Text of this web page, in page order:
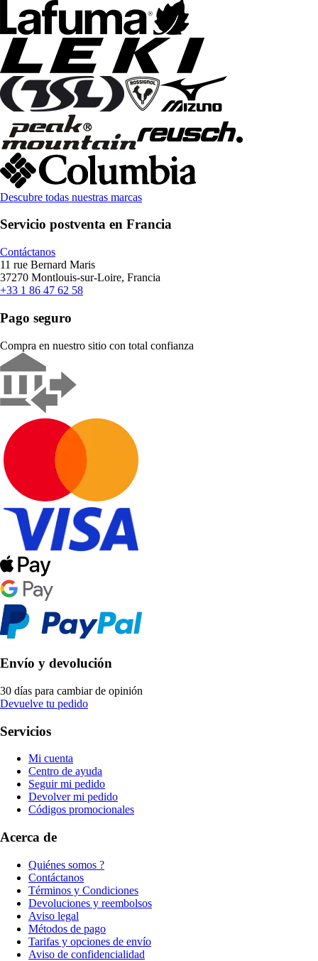
Descubre todas nuestras marcas
Servicio postventa en Francia
Contáctanos
11 rue Bernard Maris
37270 Montlouis-sur-Loire, Francia
+33 1 86 47 62 58
Pago seguro
Compra en nuestro sitio con total confianza
Envío y devolución
30 días para cambiar de opinión
Devuelve tu pedido
Servicios
Mi cuenta
Centro de ayuda
Seguir mi pedido
Devolver mi pedido
Códigos promocionales
Acerca de
Quiénes somos ?
Contáctanos
Términos y Condiciones
Devoluciones y reembolsos
Aviso legal
Métodos de pago
Tarifas y opciones de envío
Aviso de confidencialidad